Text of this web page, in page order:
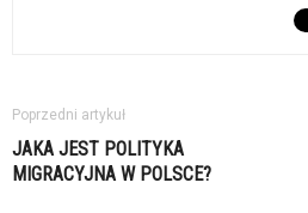
Poprzedni artykuł
JAKA JEST POLITYKA
MIGRACYJNA W POLSCE?